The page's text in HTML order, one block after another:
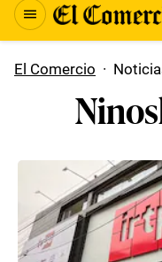
El Comercio ·